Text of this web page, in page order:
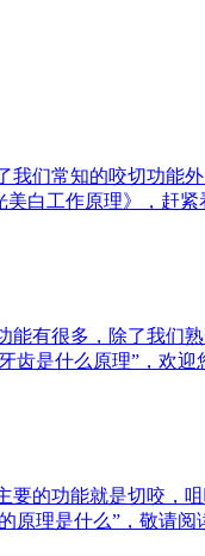
我们常知的咬切功能
白工作原理》，赶
能有很多，除了我们
是什么原理”，欢
要的功能就是切咬，
理是什么”，敬请